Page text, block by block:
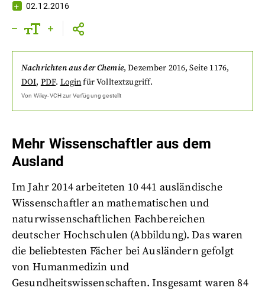
02.12.2016
Nachrichten aus der Chemie,Dezember 2016, Seite 1176,
DOI, PDF. Loginfür Volltextzugriff.
Von Wiley-VCHzur Verfügung gestellt
Mehr Wissenschaftler aus dem
Ausland
Im Jahr 2014 arbeiteten 10 441 ausländische
Wissenschaftler an mathematischen und
naturwissenschaftlichen Fachbereichen
deutscher Hochschulen (Abbildung). Das waren
die beliebtesten Fächer bei Ausländern gefolgt
von Humanmedizin und
Gesundheitswissenschaften. Insgesamt waren 84